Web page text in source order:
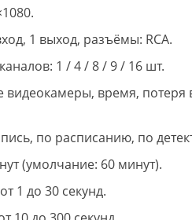
1 выход, разъёмы: RCA.
1 / 4 / 8 / 9 / 16 шт.
время, потеря
по расписанию, по
(умолчание: 60 минут).
1 до 30 секунд.